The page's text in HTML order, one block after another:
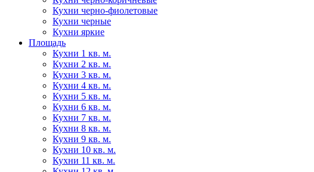
Кухни черно-фиолетовые
Кухни черные
Кухни яркие
Площадь
Кухни 1 кв. м.
Кухни 2 кв. м.
Кухни 3 кв. м.
Кухни 4 кв. м.
Кухни 5 кв. м.
Кухни 6 кв. м.
Кухни 7 кв. м.
Кухни 8 кв. м.
Кухни 9 кв. м.
Кухни 10 кв. м.
Кухни 11 кв. м.